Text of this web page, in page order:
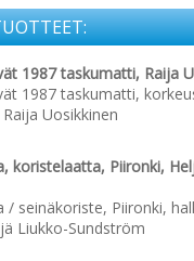
1987 taskumatti, Raija
1987 taskumatti,
Uosikkinen
koristelaatta, Piironki,
/ seinäkoriste, Piironki,
Liukko-Sundström